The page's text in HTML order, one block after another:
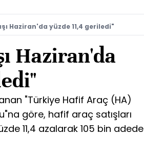
Haziran'da yüzde 11,4 geriledi"
Haziran'da
"Türkiye Hafif Araç (HA)
göre, hafif araç satışları
11,4 azalarak 105 bin adede